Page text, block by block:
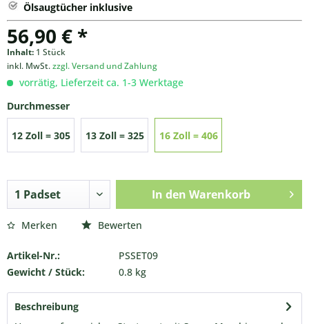
Ölsaugtücher inklusive
56,90 € *
Inhalt: 1 Stück
inkl. MwSt.zzgl. Versand und Zahlung
vorrätig, Lieferzeit ca. 1-3 Werktage
Durchmesser
12 Zoll = 305 13 Zoll = 325 16 Zoll = 406
In den Warenkorb
Merken Bewerten
Artikel-Nr.:
PSSET09
Gewicht / Stück:
0.8 kg
Beschreibung